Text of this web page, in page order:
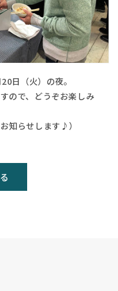
日（火）の夜。
ので、どうぞお楽しみ
知らせします♪）